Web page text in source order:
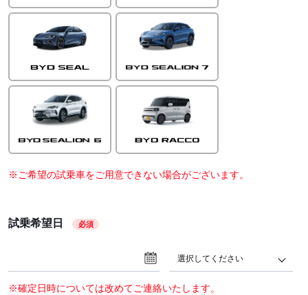
※ご希望の試乗車をご用意できない場合がございます。
試乗希望日 必須
選択してください
※確定日時については改めてご連絡いたします。